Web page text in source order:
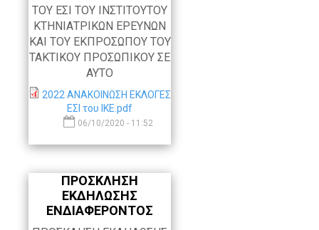
ΤΟΥ ΕΣΙ ΤΟΥ ΙΝΣΤΙΤΟΥΤΟΥ
ΚΤΗΝΙΑΤΡΙΚΩΝ ΕΡΕΥΝΩΝ
ΚΑΙ ΤΟΥ ΕΚΠΡΟΣΩΠΟΥ ΤΟΥ
ΤΑΚΤΙΚΟΥ ΠΡΟΣΩΠΙΚΟΥ ΣΕ
ΑΥΤΟ
2022 ΑΝΑΚΟΙΝΩΣΗ ΕΚΛΟΓΕΣ
ΕΣΙ του ΙΚΕ.pdf
06/10/2020 - 11:52
ΠΡΟΣΚΛΗΣΗ
ΕΚΔΗΛΩΣΗΣ
ΕΝΔΙΑΦΕΡΟΝΤΟΣ